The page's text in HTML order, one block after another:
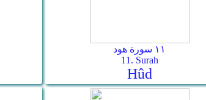
١١ سورة هود
11. Surah
Hûd